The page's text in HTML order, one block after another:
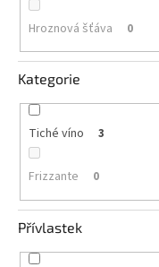
Hroznová šťáva 0
Kategorie
Tiché víno 3
Frizzante 0
Přívlastek